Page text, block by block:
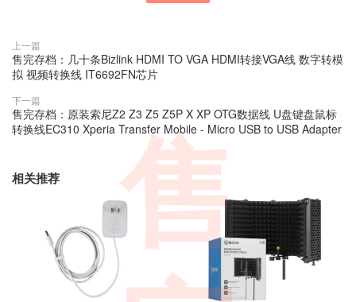
上一篇
售完存档：几十条Bizlink HDMI TO VGA HDMI转接VGA线 数字转模
拟 视频转换线 IT6692FN芯片
下一篇
售完存档：原装索尼Z2 Z3 Z5 Z5P X XP OTG数据线 U盘键盘鼠标
转换线EC310 Xperia Transfer Mobile - Micro USB to USB Adapter
相关推荐
售